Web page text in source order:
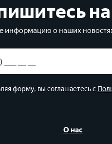
информацию о наших
форму, вы соглашаетесь с
О нас